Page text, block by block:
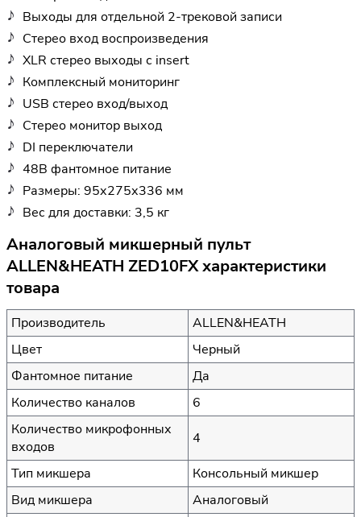
Выходы для отдельной 2-трековой записи
Стерео вход воспроизведения
XLR стерео выходы с insert
Комплексный мониторинг
USB стерео вход/выход
Стерео монитор выход
DI переключатели
48В фантомное питание
Размеры: 95х275х336 мм
Вес для доставки: 3,5 кг
Аналоговый микшерный пульт
ALLEN&HEATH ZED10FX характеристики
товара
Производитель
ALLEN&HEATH
Цвет
Черный
Фантомное питание
Да
Количество каналов
6
Количество микрофонных
входов
4
Тип микшера
Консольный микшер
Вид микшера
Аналоговый